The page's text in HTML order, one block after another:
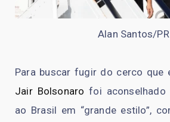
Alan Santos/PR
Para buscar fugir do cerco que
Jair Bolsonaro foi
ao Brasil em “grande estilo”,